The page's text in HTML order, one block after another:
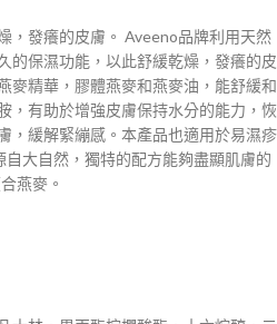
，發癢的皮膚。 Aveeno品牌利用天然
的保濕功能，以此舒緩乾燥，發癢的皮
麥精華，膠體燕麥和燕麥油，能舒緩和
，有助於增強皮膚保持水分的能力，恢
，緩解緊繃感。本產品也適用於易濕疹
大自然，獨特的配方能夠盡顯肌膚的
燕麥。